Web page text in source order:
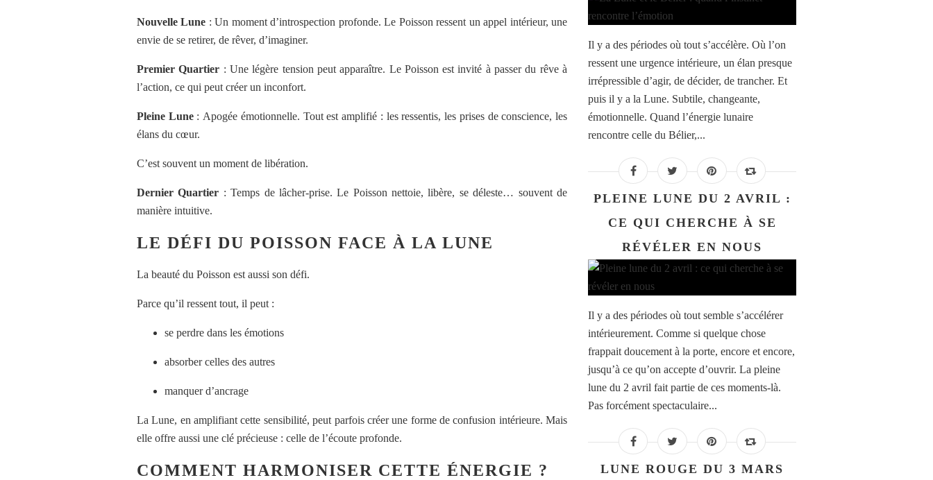
Nouvelle Lune : Un moment d’introspection profonde. Le Poisson ressent un appel intérieur, une
envie de se retirer, de rêver, d’imaginer.
Premier Quartier : Une légère tension peut apparaître. Le Poisson est invité à passer du rêve à
l’action, ce qui peut créer un inconfort.
Pleine Lune: Apogée émotionnelle. Tout est amplifié : les ressentis, les prises de conscience, les
élans du cœur.
C’est souvent un moment de libération.
Dernier Quartier : Temps de lâcher-prise. Le Poisson nettoie, libère, se déleste… souvent de
manière intuitive.
LE DÉFI DU POISSON FACE À LA LUNE
La beauté du Poisson est aussi son défi.
Parce qu’il ressent tout, il peut :
se perdre dans les émotions
absorber celles des autres
manquer d’ancrage
La Lune, en amplifiant cette sensibilité, peut parfois créer une forme de confusion intérieure. Mais
elle offre aussi une clé précieuse : celle de l’écoute profonde.
COMMENT HARMONISER CETTE ÉNERGIE ?
Il y a des périodes où tout s’accélère. Où l’on
ressent une urgence intérieure, un élan presque
irrépressible d’agir, de décider, de trancher. Et
puis il y a la Lune. Subtile, changeante,
émotionnelle. Quand l’énergie lunaire
rencontre celle du Bélier,...
PLEINE LUNE DU 2 AVRIL :
CE QUI CHERCHE À SE
RÉVÉLER EN NOUS
Il y a des périodes où tout semble s’accélérer
intérieurement. Comme si quelque chose
frappait doucement à la porte, encore et encore,
jusqu’à ce qu’on accepte d’ouvrir. La pleine
lune du 2 avril fait partie de ces moments-là.
Pas forcément spectaculaire...
LUNE ROUGE DU 3 MARS